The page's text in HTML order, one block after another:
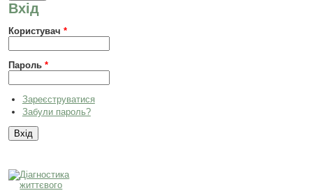
Вхід
Користувач*
Пароль*
Зареєструватися
Забули пароль?